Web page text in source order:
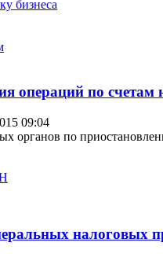
бизнеса
операций по счетам
09:04
органов по
налоговых